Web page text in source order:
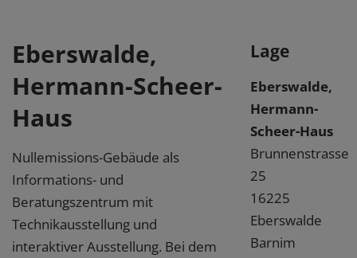
Eberswalde,
Hermann-Scheer-
Haus
Nullemissions-Gebäude als
Informations- und
Beratungszentrum mit
Technikausstellung und
interaktiver Ausstellung. Bei dem
Lage
Eberswalde,
Hermann-
Scheer-Haus
Brunnenstrasse
25
16225
Eberswalde
Barnim